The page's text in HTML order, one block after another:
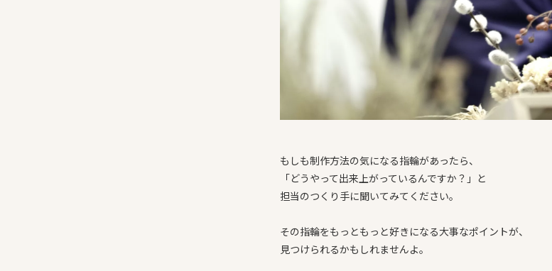
もしも制作方法の気になる指輪があったら、
「どうやって出来上がっているんですか？」と
担当のつくり手に聞いてみてください。
その指輪をもっともっと好きになる大事なポイントが、
見つけられるかもしれませんよ。